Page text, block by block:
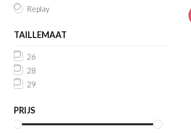
Replay
TAILLEMAAT
26
28
29
PRIJS